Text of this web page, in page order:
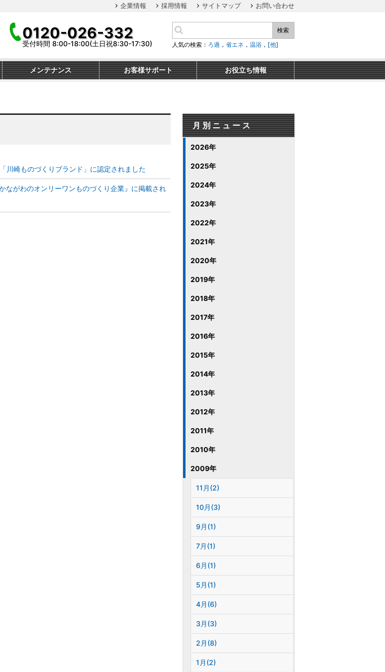
企業情報 採用情報 サイトマップ お問い合わせ
0120-026-332
受付時間 8:00-18:00(土日祝8:30-17:30)
検索
人気の検索： ろ過 ， 省エネ ， 温浴 ， [他]
メンテナンス お客様サポート お役立ち情報
川崎ものづくりブランド」に認定されました
ながわのオンリーワンものづくり企業』に掲載され
月別ニュース
2026年
2025年
2024年
2023年
2022年
2021年
2020年
2019年
2018年
2017年
2016年
2015年
2014年
2013年
2012年
2011年
2010年
2009年
11月(2)
10月(3)
9月(1)
7月(1)
6月(1)
5月(1)
4月(6)
3月(3)
2月(8)
1月(2)